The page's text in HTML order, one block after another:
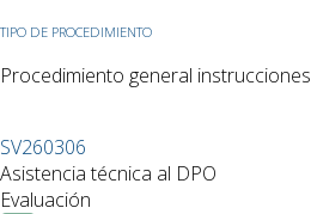
TIPO DE PROCEDIMIENTO
Procedimiento general instrucciones
SV260306
Asistencia técnica al DPO
Evaluación